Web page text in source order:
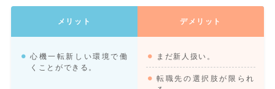
メリット デメリット
心機一転新しい環境で働
くことができる。
まだ新人扱い。
転職先の選択肢が限られ